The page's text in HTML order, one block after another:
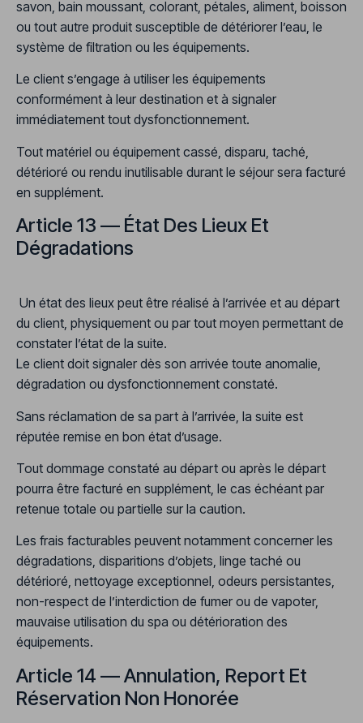
savon, bain moussant, colorant, pétales, aliment, boisson
ou tout autre produit susceptible de détériorer l’eau, le
système de filtration ou les équipements.
Le client s’engage à utiliser les équipements
conformément à leur destination et à signaler
immédiatement tout dysfonctionnement.
Tout matériel ou équipement cassé, disparu, taché,
détérioré ou rendu inutilisable durant le séjour sera facturé
en supplément.
Article 13 — État Des Lieux Et
Dégradations
Un état des lieux peut être réalisé à l’arrivée et au départ
du client, physiquement ou par tout moyen permettant de
constater l’état de la suite.
Le client doit signaler dès son arrivée toute anomalie,
dégradation ou dysfonctionnement constaté.
Sans réclamation de sa part à l’arrivée, la suite est
réputée remise en bon état d’usage.
Tout dommage constaté au départ ou après le départ
pourra être facturé en supplément, le cas échéant par
retenue totale ou partielle sur la caution.
Les frais facturables peuvent notamment concerner les
dégradations, disparitions d’objets, linge taché ou
détérioré, nettoyage exceptionnel, odeurs persistantes,
non-respect de l’interdiction de fumer ou de vapoter,
mauvaise utilisation du spa ou détérioration des
équipements.
Article 14 — Annulation, Report Et
Réservation Non Honorée